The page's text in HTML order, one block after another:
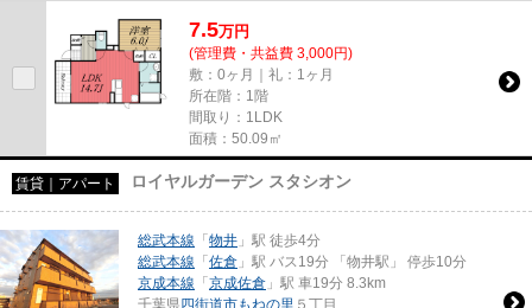
7.5万円
(管理費・共益費 3,000円)
敷：0ヶ月｜礼：1ヶ月
所在階：1階
間取り：1LDK
面積：50.09㎡
賃貸｜アパート ロイヤルガーデン スタシオン
総武本線 「物井 」駅 徒歩4分
総武本線 「佐倉 」駅 バス19分 「物井駅」 停歩10分
京成本線 「京成佐倉 」駅 車19分 8.3km
千葉県四街道市もねの里 ５丁目